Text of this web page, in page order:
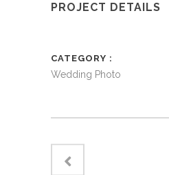
PROJECT DETAILS
CATEGORY
Wedding Photo